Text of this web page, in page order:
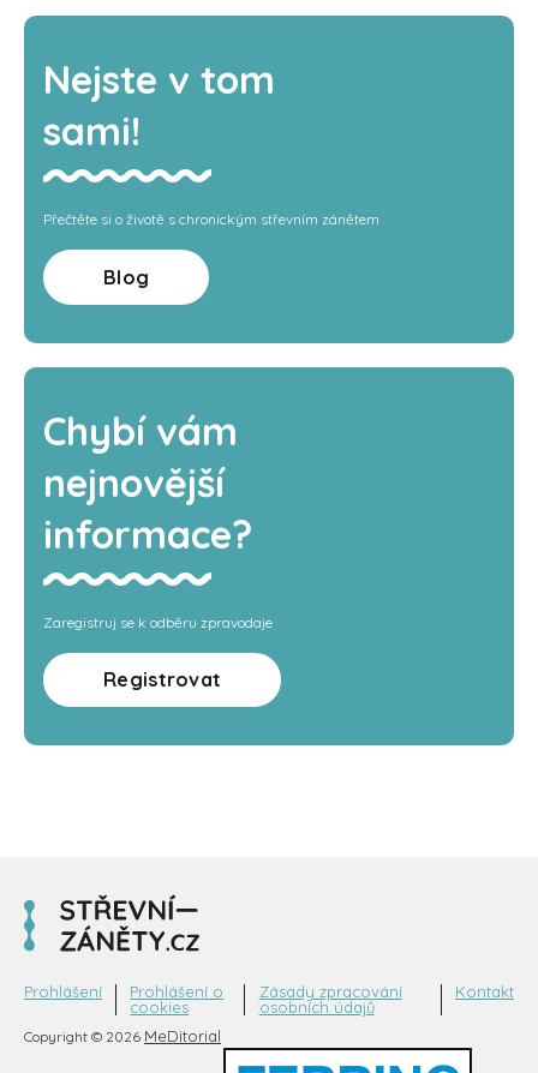
Nejste v tom
sami!
Přečtěte si o životě s chronickým střevním zánětem
Blog
Chybí vám
nejnovější
informace?
Zaregistruj se k odběru zpravodaje
Registrovat
Copyright © 2026 MeDitorial
Prohlášení
Prohlášení o
cookies
Zásady zpracování
osobních údajů
Kontakt